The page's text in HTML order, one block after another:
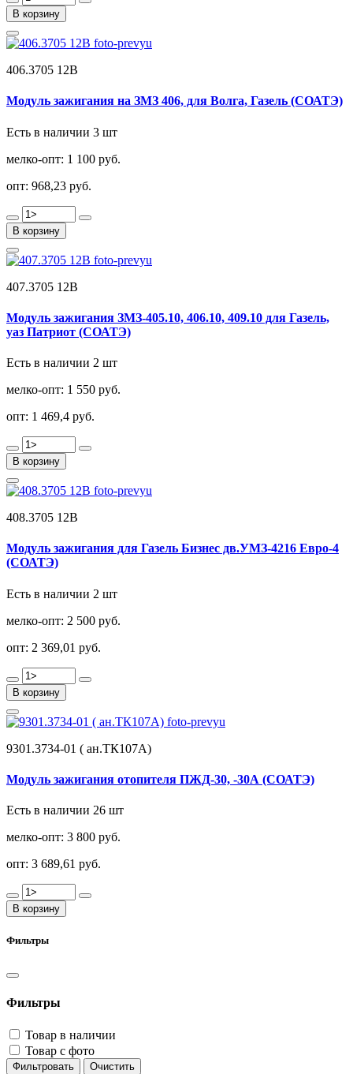
В корзину
406.3705 12В
Модуль зажигания на ЗМЗ 406, для Волга, Газель (СОАТЭ)
Есть в наличии 3 шт
мелко-опт: 1 100 руб.
опт: 968,23 руб.
В корзину
407.3705 12В
Модуль зажигания ЗМЗ-405.10, 406.10, 409.10 для Газель,
уаз Патриот (СОАТЭ)
Есть в наличии 2 шт
мелко-опт: 1 550 руб.
опт: 1 469,4 руб.
В корзину
408.3705 12В
Модуль зажигания для Газель Бизнес дв.УМЗ-4216 Евро-4
(СОАТЭ)
Есть в наличии 2 шт
мелко-опт: 2 500 руб.
опт: 2 369,01 руб.
В корзину
9301.3734-01 ( ан.ТК107А)
Модуль зажигания отопителя ПЖД-30, -30А (СОАТЭ)
Есть в наличии 26 шт
мелко-опт: 3 800 руб.
опт: 3 689,61 руб.
В корзину
Фильтры
Фильтры
Товар в наличии
Товар с фото
Фильтровать Очистить